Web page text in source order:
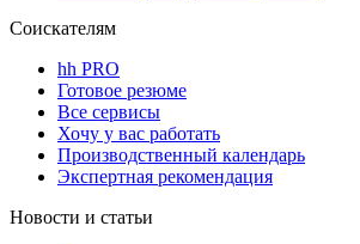
Соискателям
hh PRO
Готовое резюме
Все сервисы
Хочу у вас работать
Производственный календарь
Экспертная рекомендация
Новости и статьи